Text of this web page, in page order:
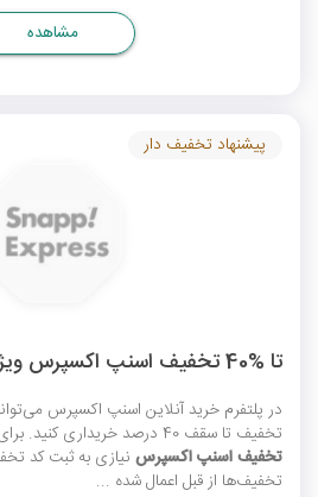
مشاهده
تا %40 تخفیف اسنپ اکسپرس ویژه میوه خشک
در پلتفرم خرید آنلاین اسنپ اکسپرس
تخفیف تا سقف 40 درصد خریداری کنید. برای خرید این محصولات با
تخفیف اسنپ اکسپرس نیازی به ثبتکد
تخفیف‌ها از قبل اعمال شده ...
پیشنهاد تخفیف دار